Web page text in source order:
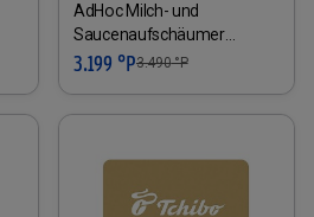
AdHoc Milch- und
Saucenaufschäumer
RAPIDO
3.199 °P3.490°P